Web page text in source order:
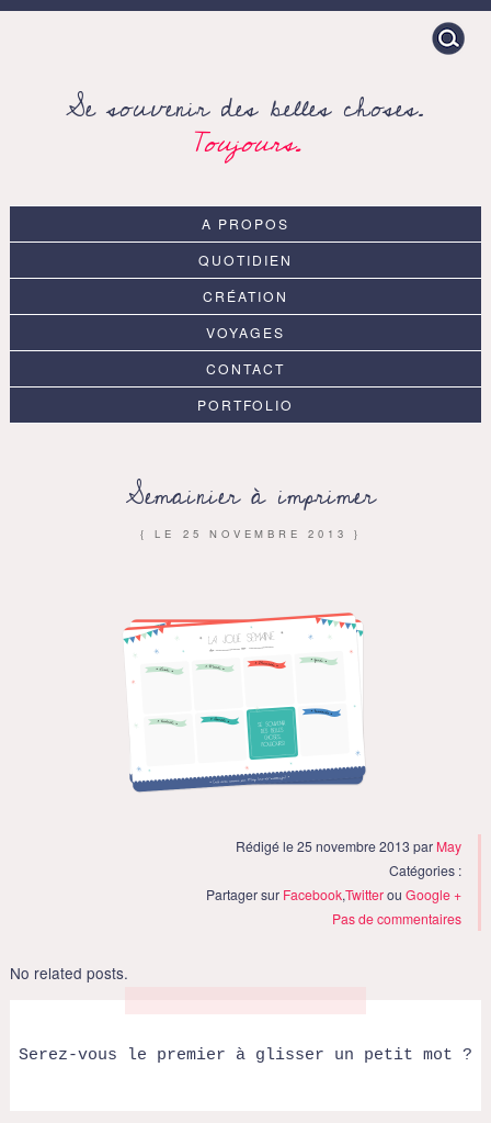
Search
for:
Se souvenir des belles choses.
Toujours.
A PROPOS
QUOTIDIEN
CRÉATION
VOYAGES
CONTACT
PORTFOLIO
Semainier à imprimer
{ LE 25 NOVEMBRE 2013 }
Rédigé le 25 novembre 2013 par May
Catégories :
Partager sur Facebook,TwitterouGoogle +
Pas de commentaires
No related posts.
Serez-vous le premier à glisser un petit mot ?